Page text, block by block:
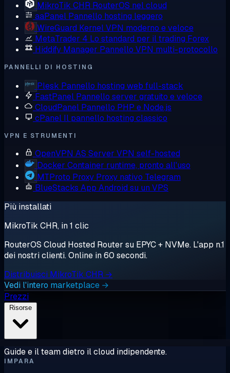
MikroTik CHR RouterOS nel cloud
aaPanel Pannello hosting leggero
WireGuard Kernel VPN moderno e veloce
MetaTrader 4 Lo standard per il trading Forex
Hiddify Manager Pannello VPN multi-protocollo
PANNELLI DI HOSTING
Plesk Pannello hosting web full-stack
FastPanel Pannello server gratuito e veloce
CloudPanel Pannello PHP e Node.js
cPanel Il pannello hosting classico
VPN E STRUMENTI
OpenVPN AS Server VPN self-hosted
Docker Container runtime, pronto all'uso
MTProto Proxy Proxy nativo Telegram
BlueStacks App Android su un VPS
Più installati
MikroTik CHR, in 1 clic
RouterOS Cloud Hosted Router su EPYC + NVMe. L'app n.1
dei nostri clienti. Online in 60 secondi.
Distribuisci MikroTik CHR →
Vedi l'intero marketplace →
Prezzi
Guide e il team dietro il cloud indipendente.
IMPARA